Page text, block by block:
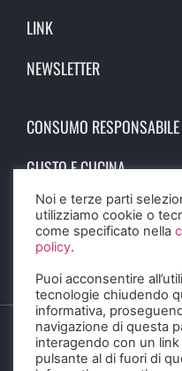
LINK
NEWSLETTER
CONSUMO RESPONSABILE
GUSTO E CUCINA
SCIENZA E SALUTE
STORIA E CULTURA
© 2023 Birra Informa. All
Noi e terze parti
utilizziamo cookie o
come specificato nella
policy.
Puoi acconsentire
tecnologie chiudendo
informativa,
navigazione di questa
interagendo con un link
pulsante al di fuori di